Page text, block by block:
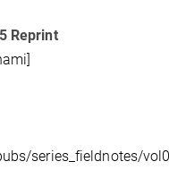
Reprint
series_fieldnotes/